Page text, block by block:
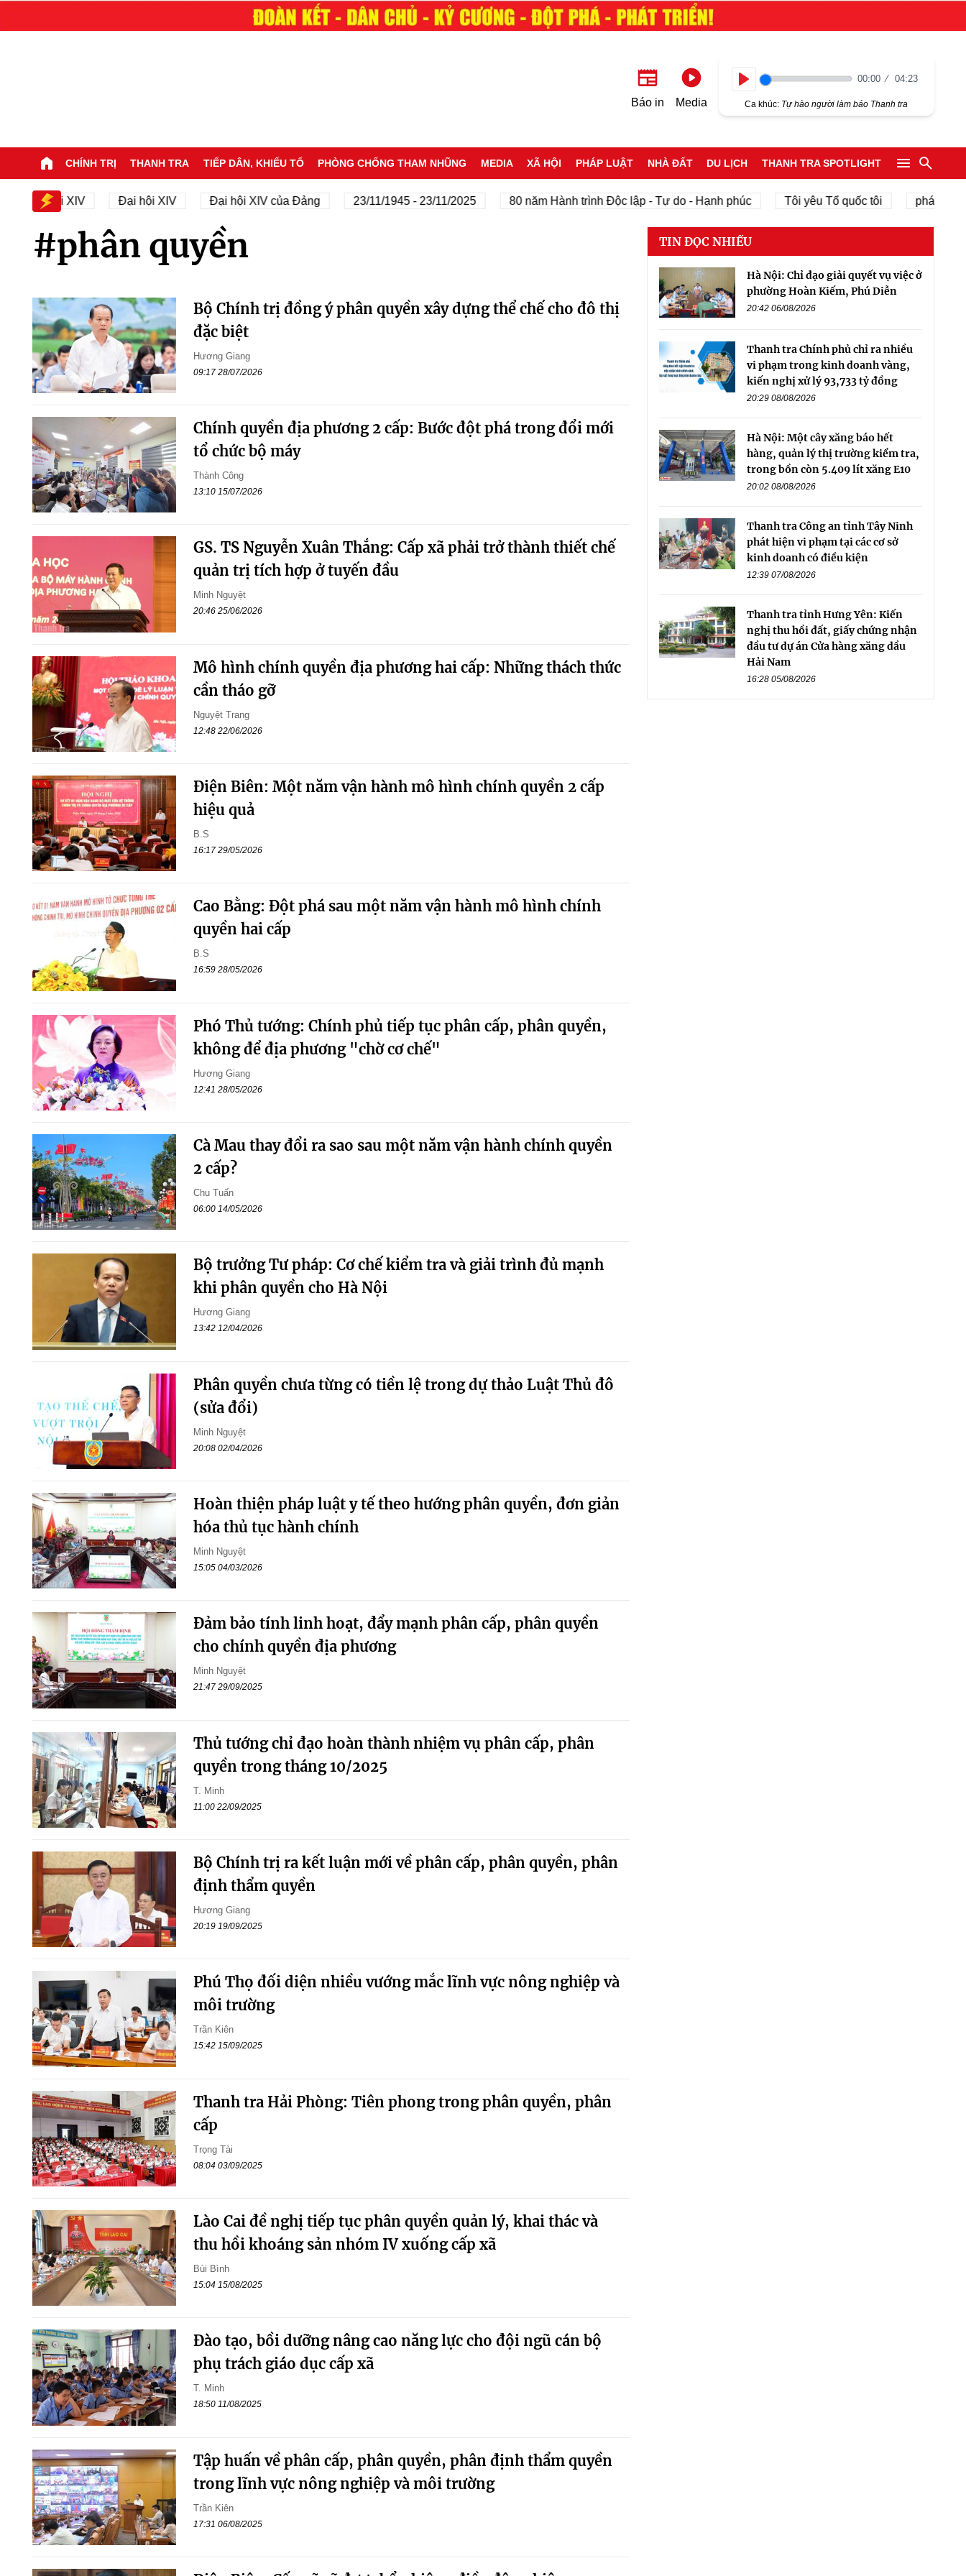
Báo in Media
00:00 04:23
Ca khúc: Tự hào người làm báo Thanh tra
CHÍNH TRỊ THANH TRA TIẾP DÂN, KHIẾU TỐ PHÒNG CHỐNG THAM NHŨNG MEDIA XÃ HỘI PHÁP LUẬT NHÀ ĐẤT DU LỊCH THANH TRA SPOTLIGHT
Đại hội XIV Đại hội XIV Đại hội XIV của Đảng 23/11/1945 - 23/11/2025 80 năm Hành trình Độc lập - Tự do - Hạnh phúc Tôi yêu Tổ quốc tôi phát triển
#phân quyền
Bộ Chính trị đồng ý phân quyền xây dựng thể chế cho đô thị
đặc biệt
Hương Giang
09:17 28/07/2026
Chính quyền địa phương 2 cấp: Bước đột phá trong đổi mới
tổ chức bộ máy
Thành Công
13:10 15/07/2026
GS. TS Nguyễn Xuân Thắng: Cấp xã phải trở thành thiết chế
quản trị tích hợp ở tuyến đầu
Minh Nguyệt
20:46 25/06/2026
Mô hình chính quyền địa phương hai cấp: Những thách thức
cần tháo gỡ
Nguyệt Trang
12:48 22/06/2026
Điện Biên: Một năm vận hành mô hình chính quyền 2 cấp
hiệu quả
B.S
16:17 29/05/2026
Cao Bằng: Đột phá sau một năm vận hành mô hình chính
quyền hai cấp
B.S
16:59 28/05/2026
Phó Thủ tướng: Chính phủ tiếp tục phân cấp, phân quyền,
không để địa phương "chờ cơ chế"
Hương Giang
12:41 28/05/2026
Cà Mau thay đổi ra sao sau một năm vận hành chính quyền
2 cấp?
Chu Tuấn
06:00 14/05/2026
Bộ trưởng Tư pháp: Cơ chế kiểm tra và giải trình đủ mạnh
khi phân quyền cho Hà Nội
Hương Giang
13:42 12/04/2026
Phân quyền chưa từng có tiền lệ trong dự thảo Luật Thủ đô
(sửa đổi)
Minh Nguyệt
20:08 02/04/2026
Hoàn thiện pháp luật y tế theo hướng phân quyền, đơn giản
hóa thủ tục hành chính
Minh Nguyệt
15:05 04/03/2026
Đảm bảo tính linh hoạt, đẩy mạnh phân cấp, phân quyền
cho chính quyền địa phương
Minh Nguyệt
21:47 29/09/2025
Thủ tướng chỉ đạo hoàn thành nhiệm vụ phân cấp, phân
quyền trong tháng 10/2025
T. Minh
11:00 22/09/2025
Bộ Chính trị ra kết luận mới về phân cấp, phân quyền, phân
định thẩm quyền
Hương Giang
20:19 19/09/2025
Phú Thọ đối diện nhiều vướng mắc lĩnh vực nông nghiệp và
môi trường
Trần Kiên
15:42 15/09/2025
Thanh tra Hải Phòng: Tiên phong trong phân quyền, phân
cấp
Trọng Tài
08:04 03/09/2025
Lào Cai đề nghị tiếp tục phân quyền quản lý, khai thác và
thu hồi khoáng sản nhóm IV xuống cấp xã
Bùi Bình
15:04 15/08/2025
Đào tạo, bồi dưỡng nâng cao năng lực cho đội ngũ cán bộ
phụ trách giáo dục cấp xã
T. Minh
18:50 11/08/2025
Tập huấn về phân cấp, phân quyền, phân định thẩm quyền
trong lĩnh vực nông nghiệp và môi trường
Trần Kiên
17:31 06/08/2025
TIN ĐỌC NHIỀU
Hà Nội: Chỉ đạo giải quyết vụ việc ở
phường Hoàn Kiếm, Phú Diễn
20:42 06/08/2026
Thanh tra Chính phủ chỉ ra nhiều
vi phạm trong kinh doanh vàng,
kiến nghị xử lý 93,733 tỷ đồng
20:29 08/08/2026
Hà Nội: Một cây xăng báo hết
hàng, quản lý thị trường kiểm tra,
trong bồn còn 5.409 lít xăng E10
20:02 08/08/2026
Thanh tra Công an tỉnh Tây Ninh
phát hiện vi phạm tại các cơ sở
kinh doanh có điều kiện
12:39 07/08/2026
Thanh tra tỉnh Hưng Yên: Kiến
nghị thu hồi đất, giấy chứng nhận
đầu tư dự án Cửa hàng xăng dầu
Hải Nam
16:28 05/08/2026